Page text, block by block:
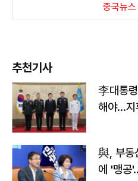
중국뉴스
추천기사
李대통
해야…지
與, 부동
에 '맹공